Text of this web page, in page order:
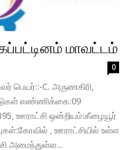
மாவட்டம்
0
பெயர்::-C. அருணகிரி,
எண்ணிக்கை:09
ஊராட்சி ஒன்றியம்:கீழையூர்
, ஊராட்சியில் உள்ள
அமைந்துள்ள...